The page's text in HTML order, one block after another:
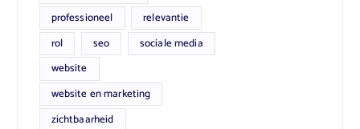
professioneel
relevantie
rol
seo
sociale media
website
website en marketing
zichtbaarheid